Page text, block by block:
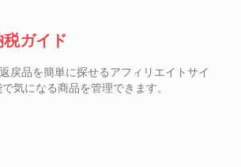
ガイド
戻品を簡単に探せるアフィリエイトサイ
気になる商品を管理できます。